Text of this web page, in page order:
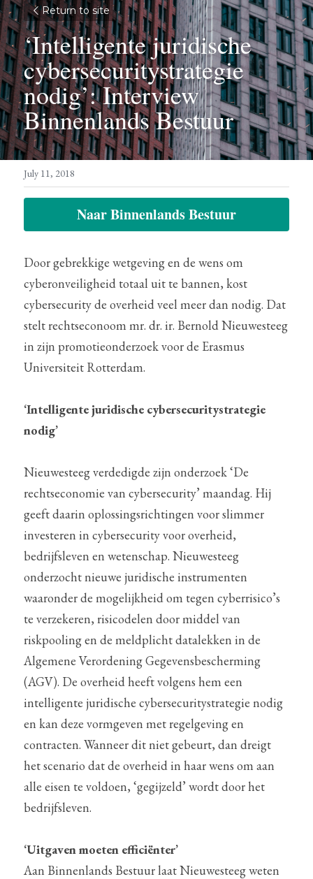
Return to site
‘Intelligente juridische
cybersecuritystrategie
nodig’:Interview
Binnenlands Bestuur
July 11, 2018
Naar Binnenlands Bestuur
Door gebrekkige wetgeving en de wens om
cyberonveiligheid totaal uit te bannen, kost
cybersecurity de overheid veel meer dan nodig. Dat
stelt rechtseconoom mr. dr. ir. Bernold Nieuwesteeg
in zijn promotieonderzoek voor de Erasmus
Universiteit Rotterdam.
‘Intelligente juridische cybersecuritystrategie
nodig’
Nieuwesteeg verdedigde zijn onderzoek ‘De
rechtseconomie van cybersecurity’ maandag. Hij
geeft daarin oplossingsrichtingen voor slimmer
investeren in cybersecurity voor overheid,
bedrijfsleven en wetenschap. Nieuwesteeg
onderzocht nieuwe juridische instrumenten
waaronder de mogelijkheid om tegen cyberrisico’s
te verzekeren, risicodelen door middel van
riskpooling en de meldplicht datalekken in de
Algemene Verordening Gegevensbescherming
(AGV). De overheid heeft volgens hem een
intelligente juridische cybersecuritystrategie nodig
en kan deze vormgeven met regelgeving en
contracten. Wanneer dit niet gebeurt, dan dreigt
het scenario dat de overheid in haar wens om aan
alle eisen te voldoen, ‘gegijzeld’ wordt door het
bedrijfsleven.
‘Uitgaven moeten efficiënter’
Aan Binnenlands Bestuur laat Nieuwesteeg weten